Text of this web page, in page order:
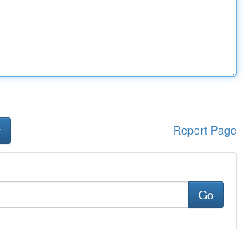
Report Page
Go